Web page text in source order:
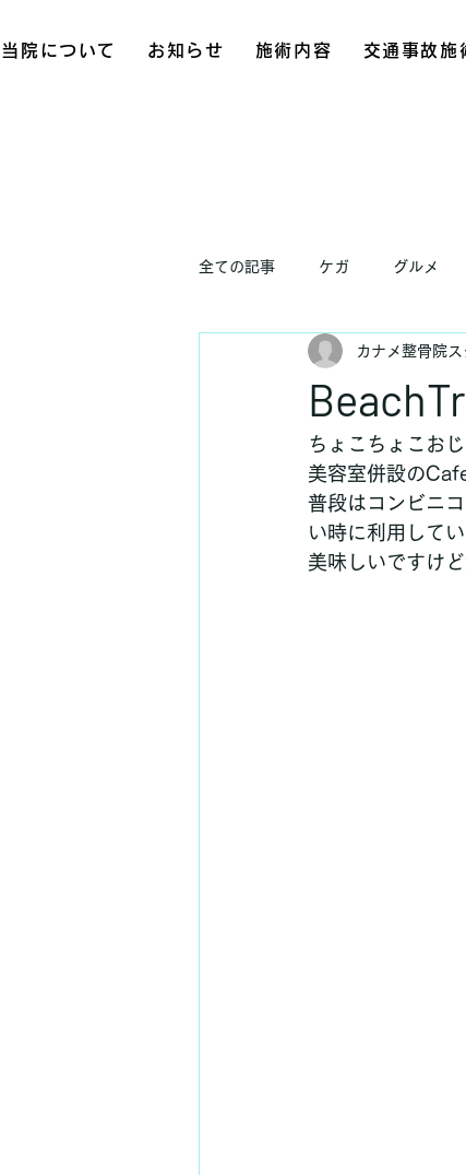
当院について お知らせ 施術内容 交通事故施
全ての記事 ケガ グルメ
カナメ整骨院ス
ちょこちょこお
美容室併設の
普段はコンビニ
い時に利用して
美味しいですけ